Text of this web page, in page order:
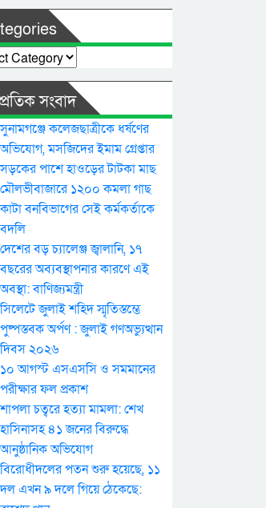
সংবাদ
সুনামগঞ্জে কলেজছাত্রীকে ধর্ষণের
অভিযোগ, মসজিদের ইমাম গ্রেপ্তার
সড়কের পাশে হাওড়ের টাটকা মাছ
মৌলভীবাজারে ১২০০ কমলা গাছ
কাটা বনবিভাগের সেই কর্মকর্তাকে
বদলি
দেশের বড় চ্যালেঞ্জ জ্বালানি, ১৭
বছরের অব্যবস্থাপনার কারণে এই
অবস্থা: বাণিজ্যমন্ত্রী
সিলেটে জুলাই শহিদ স্মৃতিস্তম্ভে
পুষ্পস্তবক অর্পণ : জুলাই গণঅভ্যুত্থান
দিবস ২০২৬
১০ আগস্ট এসএসসি ও সমমানের
পরীক্ষার ফল প্রকাশ
শাপলা চত্বরে হত্যা মামলা: শেখ
হাসিনাসহ ৪১ জনের বিরুদ্ধে
আনুষ্ঠানিক অভিযোগ
বিরোধীদলের পতন শুরু হয়েছে, ১১
দল এখন ৯ দলে গিয়ে ঠেকেছে: